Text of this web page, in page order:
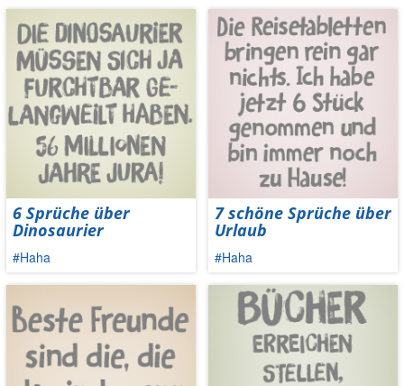
6 Sprüche über
Dinosaurier
#Haha
7 schöne Sprüche über
Urlaub
#Haha